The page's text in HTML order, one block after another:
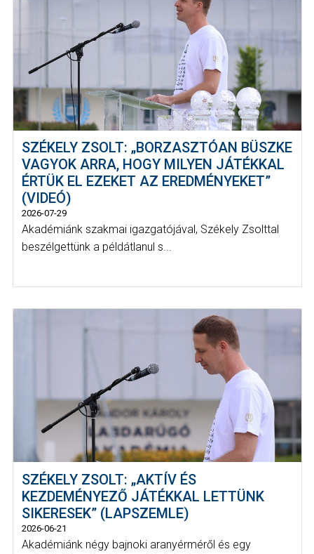
SZÉKELY ZSOLT: „BORZASZTÓAN BÜSZKE
VAGYOK ARRA, HOGY MILYEN JÁTÉKKAL
ÉRTÜK EL EZEKET AZ EREDMÉNYEKET”
(VIDEÓ)
2026-07-29
Akadémiánk szakmai igazgatójával, Székely Zsolttal
beszélgettünk a példátlanul s...
SZÉKELY ZSOLT: „AKTÍV ÉS
KEZDEMÉNYEZŐ JÁTÉKKAL LETTÜNK
SIKERESEK” (LAPSZEMLE)
2026-06-21
Akadémiánk négy bajnoki aranyérméről és egy